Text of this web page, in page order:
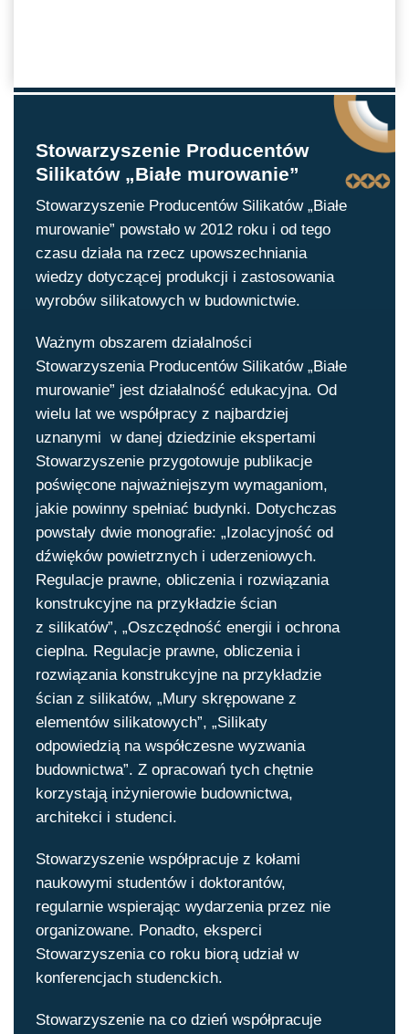
Stowarzyszenie Producentów
Silikatów „Białe murowanie”
Stowarzyszenie Producentów Silikatów „Białe
murowanie” powstało w 2012 roku i od tego
czasu działa na rzecz upowszechniania
wiedzy dotyczącej produkcji i zastosowania
wyrobów silikatowych w budownictwie.
Ważnym obszarem działalności
Stowarzyszenia Producentów Silikatów „Białe
murowanie” jest działalność edukacyjna. Od
wielu lat we współpracy z najbardziej
uznanymi w danej dziedzinie ekspertami
Stowarzyszenie przygotowuje publikacje
poświęcone najważniejszym wymaganiom,
jakie powinny spełniać budynki. Dotychczas
powstały dwie monografie: „Izolacyjność od
dźwięków powietrznych i uderzeniowych.
Regulacje prawne, obliczenia i rozwiązania
konstrukcyjne na przykładzie ścian
z silikatów”, „Oszczędność energii i ochrona
cieplna. Regulacje prawne, obliczenia i
rozwiązania konstrukcyjne na przykładzie
ścian z silikatów, „Mury skrępowane z
elementów silikatowych”, „Silikaty
odpowiedzią na współczesne wyzwania
budownictwa”. Z opracowań tych chętnie
korzystają inżynierowie budownictwa,
architekci i studenci.
Stowarzyszenie współpracuje z kołami
naukowymi studentów i doktorantów,
regularnie wspierając wydarzenia przez nie
organizowane. Ponadto, eksperci
Stowarzyszenia co roku biorą udział w
konferencjach studenckich.
Stowarzyszenie na co dzień współpracuje